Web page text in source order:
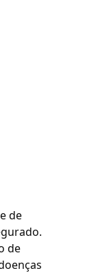
de
de